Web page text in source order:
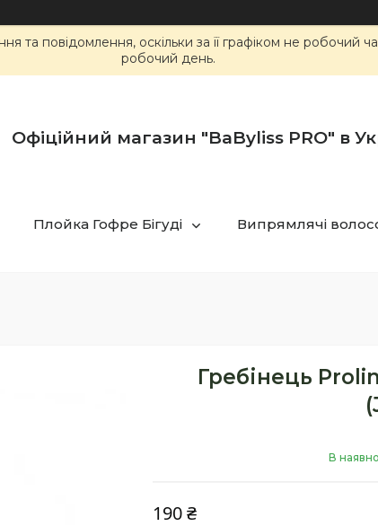
та повідомлення, оскільки за її графіком не
робочий день.
Офіційний магазин "BaByliss PRO" в
Плойка Гофре Бігуді Випрямлячі
Гребінець
В
190 ₴